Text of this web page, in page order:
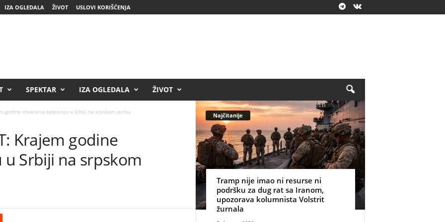
IZA OGLEDALA ŽIVOT USLOVI KORIŠĆENJA
SPEKTAR IZA OGLEDALA ŽIVOT
godine otvaramo televiziju u Srbiji na srpskom jeziku
Krajem godine
Srbiji na srpskom
Najčitanije
Tramp nije imao ni resurse ni
podršku za dug rat sa Iranom,
upozorava kolumnista Volstrit
žurnala